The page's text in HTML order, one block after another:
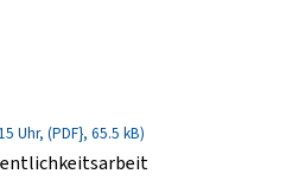
Uhr, (PDF}, 65.5 kB)